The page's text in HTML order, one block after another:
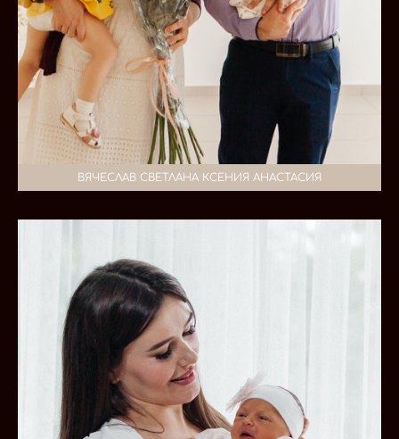
ВЯЧЕСЛАВ СВЕТЛАНА КСЕНИЯ АНАСТАСИЯ